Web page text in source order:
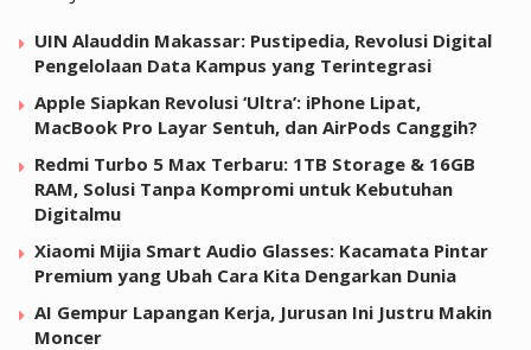
UIN Alauddin Makassar: Pustipedia, Revolusi Digital
Pengelolaan Data Kampus yang Terintegrasi
Apple Siapkan Revolusi ‘Ultra’: iPhone Lipat,
MacBook Pro Layar Sentuh, dan AirPods Canggih?
Redmi Turbo 5 Max Terbaru: 1TB Storage & 16GB
RAM, Solusi Tanpa Kompromi untuk Kebutuhan
Digitalmu
Xiaomi Mijia Smart Audio Glasses: Kacamata Pintar
Premium yang Ubah Cara Kita Dengarkan Dunia
AI Gempur Lapangan Kerja, Jurusan Ini Justru Makin
Moncer